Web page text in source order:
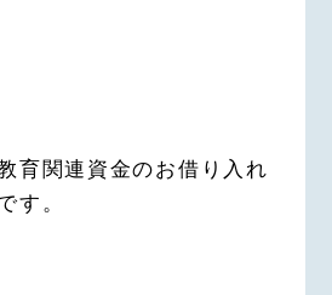
ることに同意いたしま
当金庫の債権譲渡先が
り受けた債権の管理・
受けて管理・回収を行
外国為替業務およびこ
仲介業務、信託業務、
法律により信用金庫が
きる業務およびこれら
よびこれらに付随する
育関連資金のお借り入れ
す。